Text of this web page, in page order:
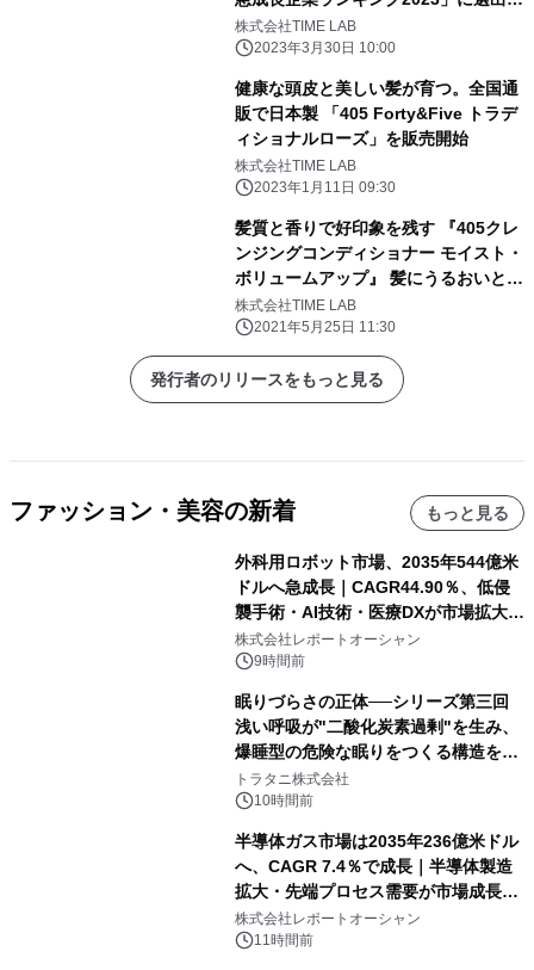
Wholesale部門1位ランクイン
株式会社TIME LAB
2023年3月30日 10:00
健康な頭皮と美しい髪が育つ。全国通
販で日本製 「405 Forty&Five トラデ
ィショナルローズ」を販売開始
株式会社TIME LAB
2023年1月11日 09:30
髪質と香りで好印象を残す 『405クレ
ンジングコンディショナー モイスト・
ボリュームアップ』 髪にうるおいとハ
リが欲しい方にピッタリな お悩みフォ
ーカスタイプが5月15日販売スター
ト！
株式会社TIME LAB
2021年5月25日 11:30
発行者のリリースをもっと見る
ファッション・美容の新着 もっと見る
外科用ロボット市場、2035年544億米
ドルへ急成長｜CAGR44.90％、低侵
襲手術・AI技術・医療DXが市場拡大を
牽引
株式会社レポートオーシャン
9時間前
眠りづらさの正体──シリーズ第三回
浅い呼吸が"二酸化炭素過剰"を生み、
爆睡型の危険な眠りをつくる構造を解
説
トラタニ株式会社
10時間前
半導体ガス市場は2035年236億米ドル
へ、CAGR 7.4％で成長｜半導体製造
拡大・先端プロセス需要が市場成長を
加速
株式会社レポートオーシャン
11時間前